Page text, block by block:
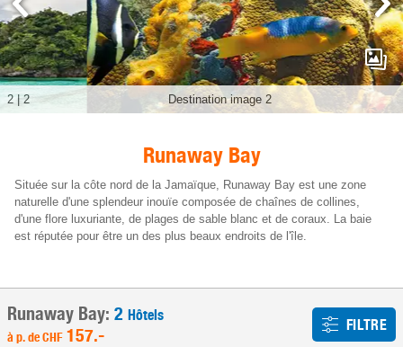
Destination image 2
2 2
Runaway Bay
Située sur la côte nord de la Jamaïque, Runaway Bay est une zone
naturelle d'une splendeur inouïe composée de chaînes de collines,
d'une flore luxuriante, de plages de sable blanc et de coraux. La baie
est réputée pour être un des plus beaux endroits de l'île.
Runaway Bay: 2 Hôtels
à p. deCHF 157.- FILTRE